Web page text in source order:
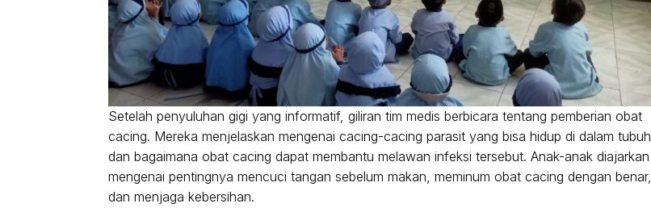
Setelah penyuluhan gigi yang informatif, giliran tim medis berbicara tentang pemberian obat
cacing. Mereka menjelaskan mengenai cacing-cacing parasit yang bisa hidup di dalam tubuh
dan bagaimana obat cacing dapat membantu melawan infeksi tersebut. Anak-anak diajarkan
mengenai pentingnya mencuci tangan sebelum makan, meminum obat cacing dengan benar,
dan menjaga kebersihan.